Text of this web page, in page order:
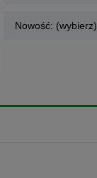
Nowość: (wybierz)